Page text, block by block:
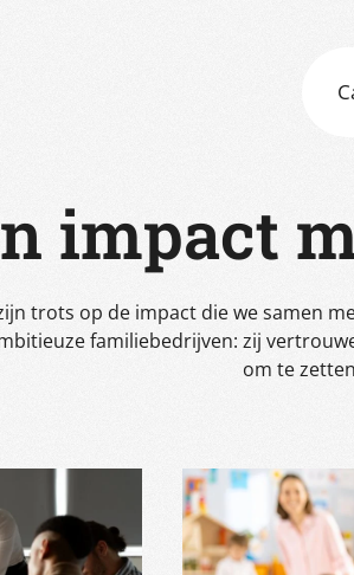
impact
trots op de impact die we samen
familiebedrijven: zij
om te